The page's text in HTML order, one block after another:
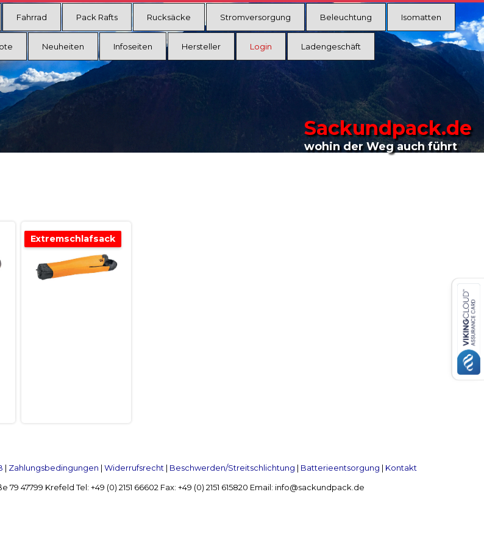
Fahrrad Pack Rafts Rucksäcke Stromversorgung Beleuchtung Isomatten
Neuheiten Infoseiten Hersteller Login Ladengeschäft
Sackundpack.de
wohin der Weg auch führt
Extremschlafsack
| Zahlungsbedingungen | Widerrufsrecht | Beschwerden/Streitschlichtung | Batterieentsorgung | Kontakt
47799 Krefeld Tel: +49 (0) 2151 66602 Fax: +49 (0) 2151 615820 Email: info@sackundpack.de